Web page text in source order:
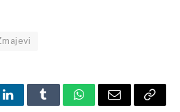
LinkedInTumblrWhatsApp
Email Copy